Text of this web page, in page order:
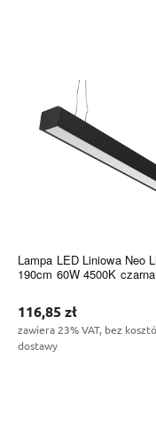
Lampa LED Liniowa Neo
190cm 60W 4500K czarna
116,85 zł
zawiera 23% VAT, bez
dostawy